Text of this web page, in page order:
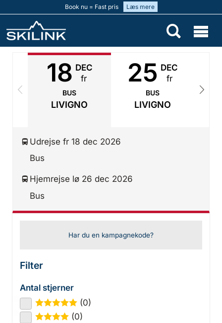
Book nu = Fast pris Læs mere
18 DEC
fr
BUS
LIVIGNO
25 DEC
fr
BUS
LIVIGNO
Udrejse fr 18 dec 2026
Bus
Hjemrejse lø 26 dec 2026
Bus
Har du en kampagnekode?
Filter
Antal stjerner
★★★★★
(0)
★★★★
(0)